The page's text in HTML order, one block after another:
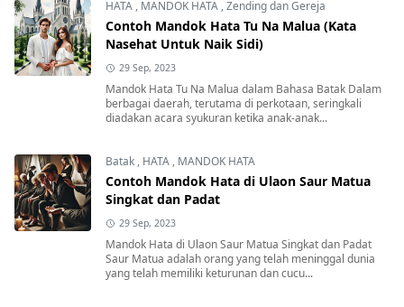
HATA , MANDOK HATA ,Zending dan Gereja
Contoh Mandok Hata Tu Na Malua (Kata
Nasehat Untuk Naik Sidi)
29 Sep, 2023
Mandok Hata Tu Na Malua dalam Bahasa Batak Dalam
berbagai daerah, terutama di perkotaan, seringkali
diadakan acara syukuran ketika anak-anak...
Batak , HATA , MANDOK HATA
Contoh Mandok Hata di Ulaon Saur Matua
Singkat dan Padat
29 Sep, 2023
Mandok Hata di Ulaon Saur Matua Singkat dan Padat
Saur Matua adalah orang yang telah meninggal dunia
yang telah memiliki keturunan dan cucu...